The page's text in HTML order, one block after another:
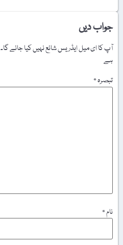
جواب دیں
آپ کا ای میل ایڈریس شائع نہیں کیا جائے گا۔
ہے
تبصرہ*
نام*